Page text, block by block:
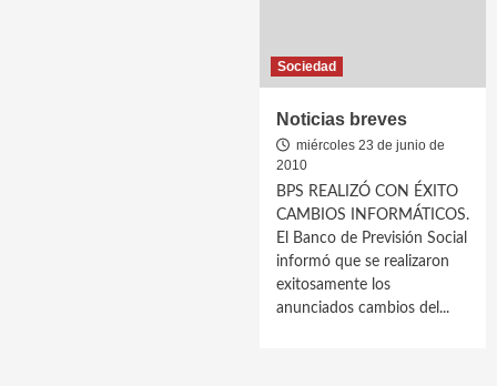
Sociedad
Noticias breves
miércoles 23 de junio de
2010
BPS REALIZÓ CON ÉXITO
CAMBIOS INFORMÁTICOS.
El Banco de Previsión Social
informó que se realizaron
exitosamente los
anunciados cambios del...